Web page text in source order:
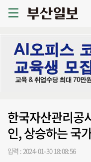
한국자산관리공
인, 상승하는 국
입력 : 2024-01-30 18:08:56